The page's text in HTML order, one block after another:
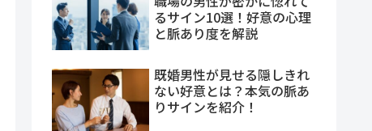
るサイン10選！好意の心理
と脈あり度を解説
既婚男性が見せる隠しきれ
ない好意とは？本気の脈あ
りサインを紹介！